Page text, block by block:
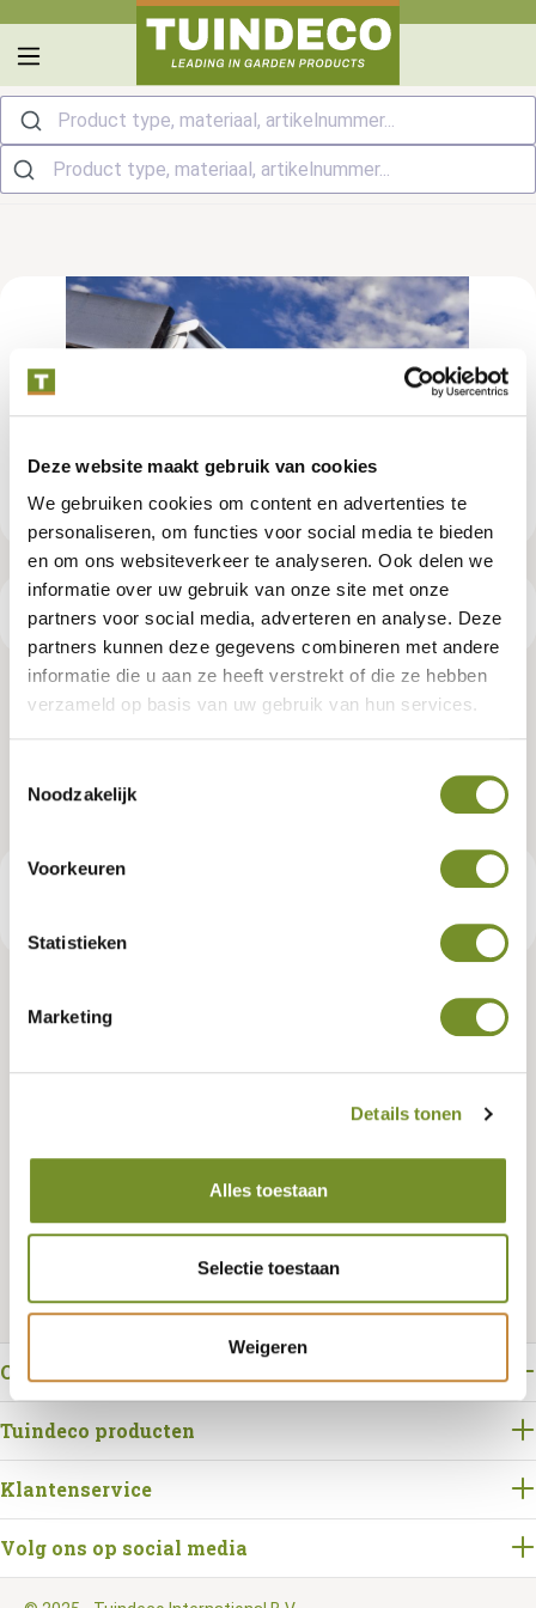
Deze website maakt gebruik van cookies
We gebruiken cookies om content en advertenties te
personaliseren, om functies voor social media te bieden
en om ons websiteverkeer te analyseren. Ook delen we
informatie over uw gebruik van onze site met onze
partners voor social media, adverteren en analyse. Deze
partners kunnen deze gegevens combineren met andere
informatie die u aan ze heeft verstrekt of die ze hebben
verzameld op basis van uw gebruik van hun services.
Noodzakelijk
Voorkeuren
Statistieken
Marketing
Details tonen
Alles toestaan
Selectie toestaan
Weigeren
Product type, materiaal, artikelnummer...
Productspecificaties
Dakgootset, verzinkt, 125 mm,
Artikelnummer:
Tuindeco dealer? Log in voor je eigen prijzen.
Bestellen
Over Tuindeco
Tuindeco producten
Klantenservice
Volg ons op social media